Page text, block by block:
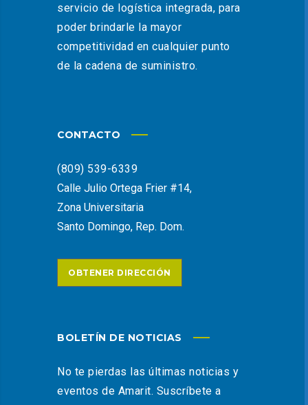
servicio de logística integrada, para
poder brindarle la mayor
competitividad en cualquier punto
de la cadena de suministro.
CONTACTO
(809) 539-6339
Calle Julio Ortega Frier #14,
Zona Universitaria
Santo Domingo, Rep. Dom.
OBTENER DIRECCIÓN
BOLETÍN DE NOTICIAS
No te pierdas las últimas noticias y
eventos de Amarit. Suscríbete a